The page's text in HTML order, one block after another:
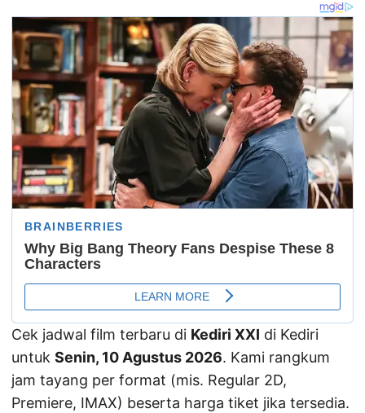
Cek jadwal film terbaru di Kediri XXI di Kediri
untuk Senin, 10 Agustus 2026. Kami rangkum
jam tayang per format (mis. Regular 2D,
Premiere, IMAX) beserta harga tiket jika tersedia.